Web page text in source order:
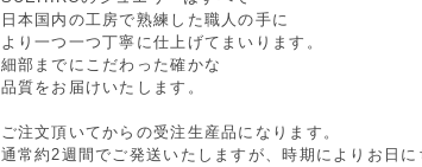
日本国内の工房で熟練した職人の手に
より一つ一つ丁寧に仕上げてまいります。
細部までにこだわった確かな
品質をお届けいたします。
ご注文頂いてからの受注生産品になります。
通常約2週間でご発送いたしますが、時期によりお日に